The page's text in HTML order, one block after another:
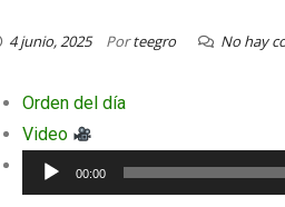
4 junio, 2025 Porteegro No hay
Orden del día
Video
Reproductor
de
00:00